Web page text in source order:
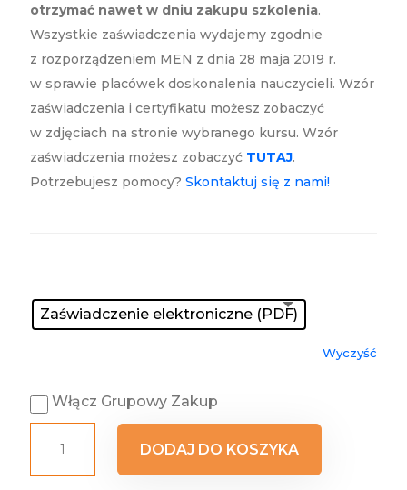
otrzymać nawet w dniu zakupu szkolenia.
Wszystkie zaświadczenia wydajemy zgodnie
z rozporządzeniem MEN z dnia 28 maja 2019 r.
w sprawie placówek doskonalenia nauczycieli. Wzór
zaświadczenia i certyfikatu możesz zobaczyć
w zdjęciach na stronie wybranego kursu. Wzór
zaświadczenia możesz zobaczyć TUTAJ.
Potrzebujesz pomocy? Skontaktuj się z nami!
Zaświadczenie elektroniczne (PDF)
Wyczyść
Włącz Grupowy Zakup
DODAJ DO KOSZYKA